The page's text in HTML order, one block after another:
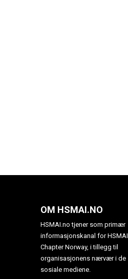
OM HSMAI.NO
HSMAI.no tjener som primær
informasjonskanal for HSMAI
Chapter Norway, i tillegg til
organisasjonens nærvær i de
sosiale mediene.